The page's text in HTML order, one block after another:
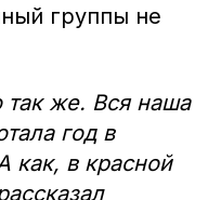
группы не
так же. Вся наша
год в
как, в красной